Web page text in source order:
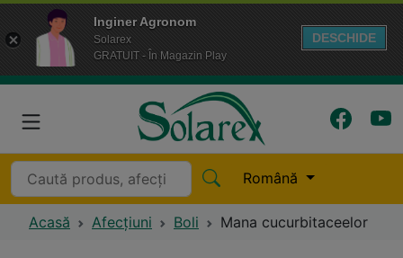
Inginer Agronom
Solarex
GRATUIT - În Magazin Play
DESCHIDE
Română
Acasă Afecțiuni Boli Mana cucurbitaceelor